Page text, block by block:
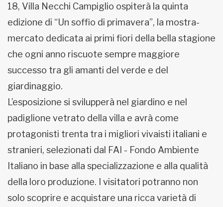
18, Villa Necchi Campiglio ospiterà la quinta
edizione di “Un soffio di primavera”, la mostra-
mercato dedicata ai primi fiori della bella stagione
che ogni anno riscuote sempre maggiore
successo tra gli amanti del verde e del
giardinaggio.
L’esposizione si svilupperà nel giardino e nel
padiglione vetrato della villa e avrà come
protagonisti trenta tra i migliori vivaisti italiani e
stranieri, selezionati dal FAI - Fondo Ambiente
Italiano in base alla specializzazione e alla qualità
della loro produzione. I visitatori potranno non
solo scoprire e acquistare una ricca varietà di